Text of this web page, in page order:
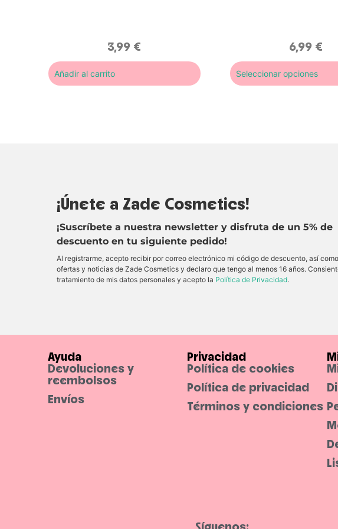
3,99 €
Añadir al carrito
6,99 €
Seleccionar opciones
¡Únete a Zade Cosmetics!
¡Suscríbete a nuestra newsletter y disfruta de un 5% de
descuento en tu siguiente pedido!
Al registrarme, acepto recibir por correo electrónico mi código de descuento, así como
ofertas y noticias de Zade Cosmetics y declaro que tengo al menos 16 años.
tratamiento de mis datos personales y acepto la Política de Privacidad.
Ayuda
Devoluciones y
reembolsos
Envíos
Privacidad
Política de cookies
Política de privacidad
Términos y condiciones